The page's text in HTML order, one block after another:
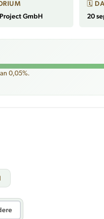
GmbH
🗓
20
0,05%.